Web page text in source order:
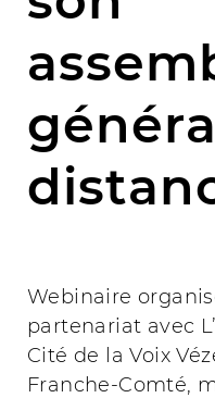
Webinaire
partenariat avec
Cité de la Voix
Franche-Comté,